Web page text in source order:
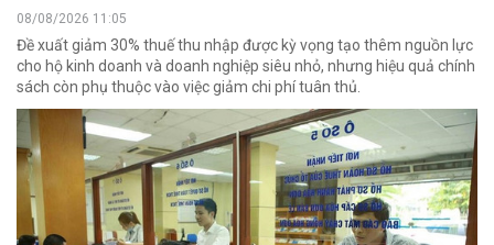
08/08/2026 11:05
Đề xuất giảm 30% thuế thu nhập được kỳ vọng tạo thêm nguồn lực
cho hộ kinh doanh và doanh nghiệp siêu nhỏ, nhưng hiệu quả chính
sách còn phụ thuộc vào việc giảm chi phí tuân thủ.